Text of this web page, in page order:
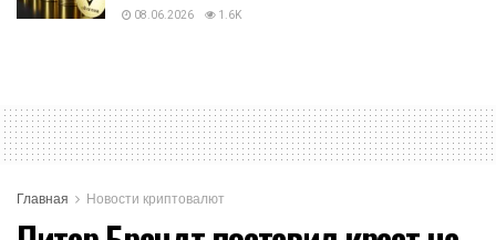
08.06.2026 1.6K
Главная Новости криптовалют